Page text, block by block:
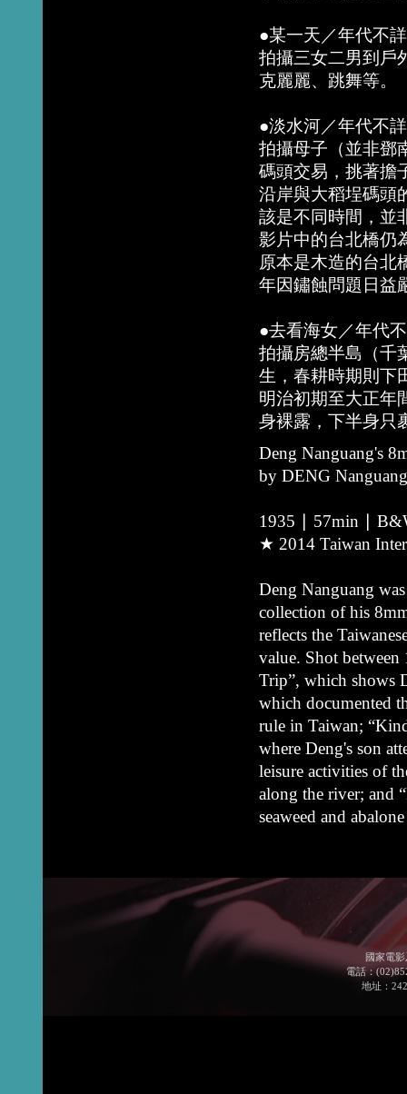
●某一天／年代不
拍攝三女二男到戶
克麗麗、跳舞等。
●淡水河／年代不
拍攝母子（並非鄧
碼頭交易，挑著擔
沿岸與大稻埕碼頭
該是不同時間，並
影片中的台北橋仍
原本是木造的台北
年因鏽蝕問題日益
●去看海女／年代
拍攝房總半島（千
生，春耕時期則下
明治初期至大正年
身裸露，下半身只
Deng Nanguang's
by DENG Nanguang
1935 ∣ 57min ∣
★ 2014 Taiwan
Deng Nanguang
collection of his
reflects the
value. Shot
Trip”, which shows
which documented
rule in Taiwan;
where Deng's son
leisure activities of
along the river; and
seaweed and
國家電
電話：
地址：